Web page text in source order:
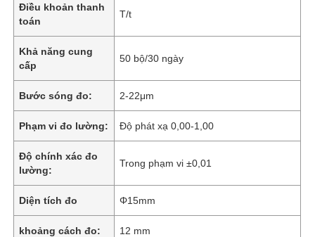
Điều khoản thanh
toán
T/t
Khả năng cung
cấp
50 bộ/30 ngày
Bước sóng đo: 2-22μm
Phạm vi đo lường: Độ phát xạ 0,00-1,00
Độ chính xác đo
lường:
Trong phạm vi ±0,01
Diện tích đo Φ15mm
khoảng cách đo: 12 mm